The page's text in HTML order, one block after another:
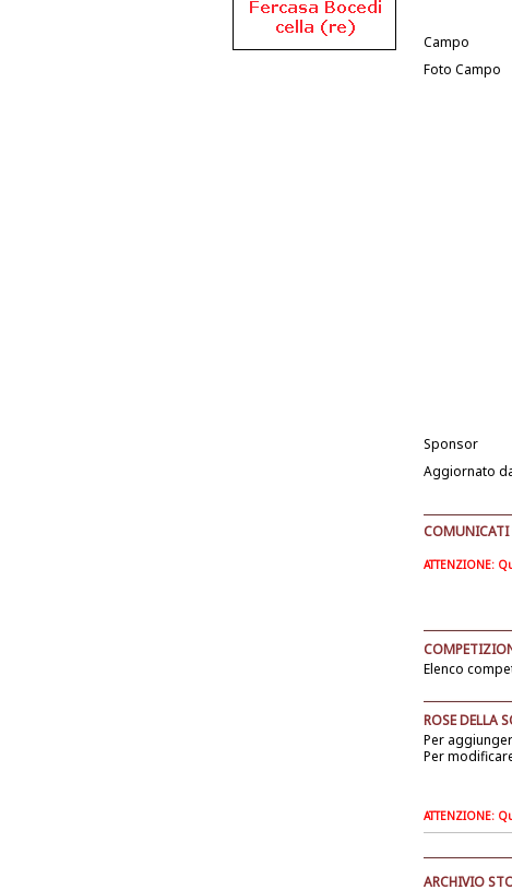
Campo
Foto Campo
Sponsor
Aggiornato
COMUNICATI
ATTENZIONE:
Elenco
ROSE DELLA
Per
Per
ATTENZIONE:
ARCHIVIO